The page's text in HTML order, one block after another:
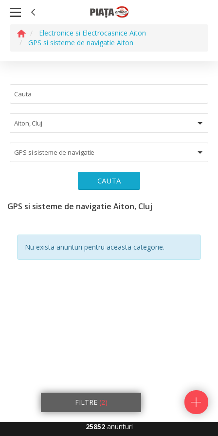
Electronice si Electrocasnice Aiton
GPS si sisteme de navigatie Aiton
Aiton, Cluj
GPS si sisteme de navigatie
CAUTA
GPS si sisteme de navigatie Aiton, Cluj
Nu exista anunturi pentru aceasta categorie.
FILTRE (2)
25852anunturi